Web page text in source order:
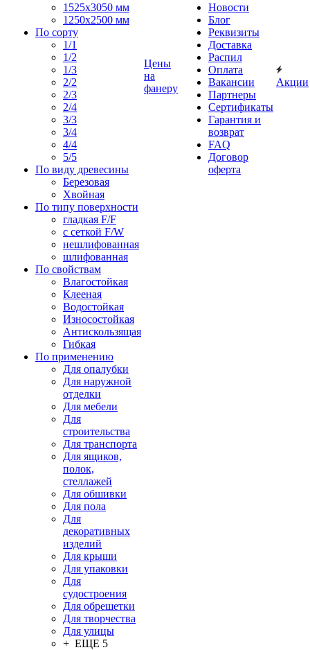
1525х3050 мм
1250х2500 мм
По сорту
1/1
1/2
1/3
2/2
2/3
2/4
3/3
3/4
4/4
5/5
По виду древесины
Березовая
Хвойная
По типу поверхности
гладкая F/F
с сеткой F/W
нешлифованная
шлифованная
По свойствам
Влагостойкая
Клееная
Водостойкая
Износостойкая
Антискользящая
Гибкая
По применению
Для опалубки
Для наружной
отделки
Для мебели
Для
строительства
Для транспорта
Для ящиков,
полок,
стеллажей
Для обшивки
Для пола
Для
декоративных
изделий
Для крыши
Для упаковки
Для
судостроения
Для обрешетки
Для творчества
Для улицы
+ ЕЩЕ 5
Цены
на
фанеру
Новости
Блог
Реквизиты
Доставка
Распил
Оплата
Вакансии
Партнеры
Сертификаты
Гарантия и
возврат
FAQ
Договор
оферта
Акции